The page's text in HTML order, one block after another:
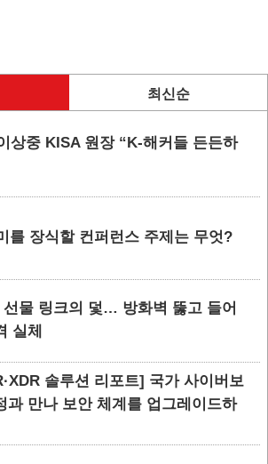
최신순
상중 KISA 원장 “K-해커들 든든하
를 장식할 컨퍼런스 주제는 무엇?
물 링크의 덫… 방화벽 뚫고 들어
실체
솔루션 리포트] 국가 사이버보
과 만나 보안 체계를 업그레이드하